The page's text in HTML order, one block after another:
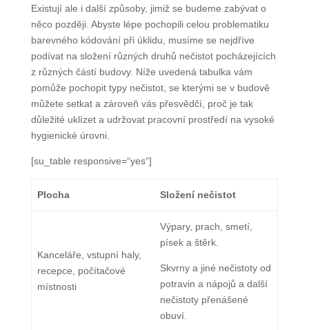
Existují ale i další způsoby, jimiž se budeme zabývat o
něco později. Abyste lépe pochopili celou problematiku
barevného kódování při úklidu, musíme se nejdříve
podívat na složení různých druhů nečistot pocházejících
z různých částí budovy. Níže uvedená tabulka vám
pomůže pochopit typy nečistot, se kterými se v budově
můžete setkat a zároveň vás přesvědčí, proč je tak
důležité uklízet a udržovat pracovní prostředí na vysoké
hygienické úrovni.
[su_table responsive=“yes“]
Plocha Složení nečistot
Kanceláře, vstupní haly,
recepce, počítačové
místnosti
Výpary, prach, smetí,
písek a štěrk.
Skvrny a jiné nečistoty od
potravin a nápojů a další
nečistoty přenášené
obuví.